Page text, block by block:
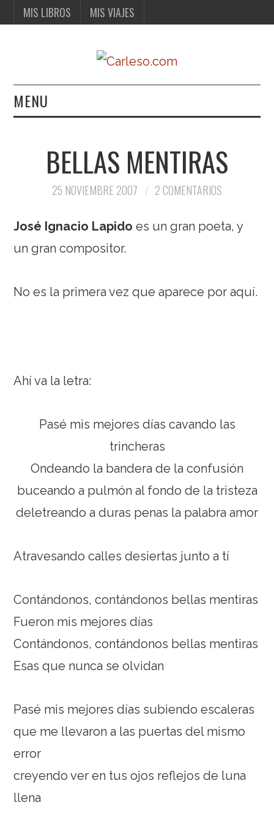
MIS LIBROS MIS VIAJES
MENU
MIS VIAJES
BELLAS MENTIRAS
25 NOVIEMBRE 2007 2 COMENTARIOS
José Ignacio Lapido es un gran poeta, y
un gran compositor.
No es la primera vez que aparece por aquí.
Ahí va la letra:
Pasé mis mejores días cavando las
trincheras
Ondeando la bandera de la confusión
buceando a pulmón al fondo de la tristeza
deletreando a duras penas la palabra amor
Atravesando calles desiertas junto a tí
Contándonos, contándonos bellas mentiras
Fueron mis mejores días
Contándonos, contándonos bellas mentiras
Esas que nunca se olvidan
Pasé mis mejores días subiendo escaleras
que me llevaron a las puertas del mismo
error
creyendo ver en tus ojos reflejos de luna
llena